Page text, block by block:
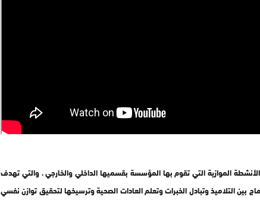
الموازية التي تقوم بها المؤسسة بقسميها الداخلي والخارجي ، والتي تهدف
التلاميذ وتبادل الخبرات وتعلم العادات الصحية وترسيخها لتحقيق توازن نفسي